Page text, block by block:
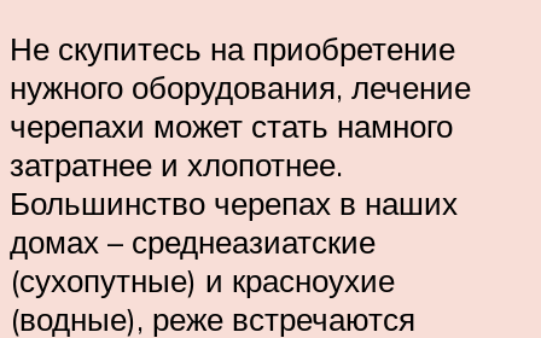
Не скупитесь на приобретение
нужного оборудования, лечение
черепахи может стать намного
затратнее и хлопотнее.
Большинство черепах в наших
домах – среднеазиатские
(сухопутные) и красноухие
(водные), реже встречаются